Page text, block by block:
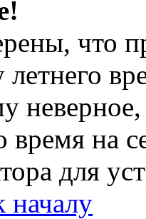
что
летнего
неверное,
время на
для
началу